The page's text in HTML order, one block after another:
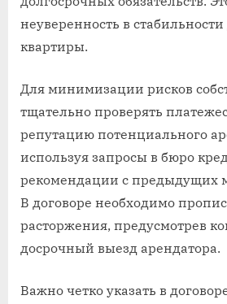
неуверенность в
квартиры.
Для минимизации рисков
тщательно проверять
репутацию потенциального
используя запросы в бюро
рекомендации с предыдущих
В договоре необходимо
расторжения, предусмотрев
досрочный выезд арендатора.
Важно четко указать в